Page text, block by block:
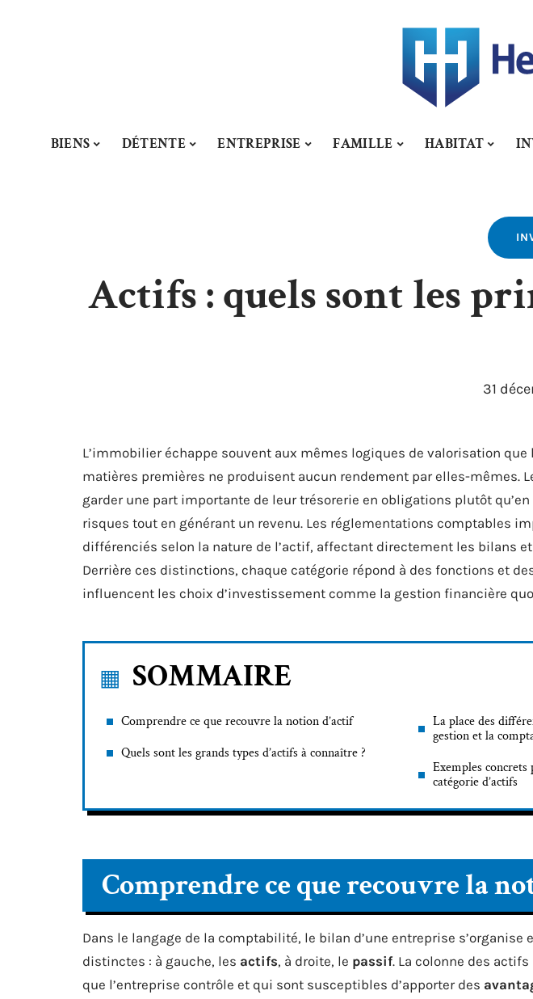
BIENS DÉTENTE ENTREPRISE FAMILLE HABITAT
Actifs : quels sont les
31
L’immobilier échappe souvent aux mêmes logiques de valorisation
matières premières ne produisent aucun rendement par elles-mêmes.
garder une part importante de leur trésorerie en obligations plutôt
risques tout en générant un revenu. Les réglementations comptables
différenciés selon la nature de l’actif, affectant directement les bilans
Derrière ces distinctions, chaque catégorie répond à des fonctions et
influencent les choix d’investissement comme la gestion financière
SOMMAIRE
Comprendre ce que recouvre la notion d’actif
Quels sont les grands types d’actifs à connaître ?
La place des
gestion et la
Exemples
catégorie d’actifs
Comprendre ce que recouvre la
Dans le langage de la comptabilité, le bilan d’une entreprise s’organise
distinctes : à gauche, les actifs, à droite, le passif. La colonne des
que l’entreprise contrôle et qui sont susceptibles d’apporter des